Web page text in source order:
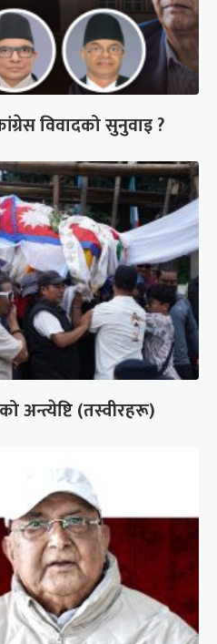
विवादको सुनुवाइ ?
अन्त्येष्टि (तस्वीरहरू)